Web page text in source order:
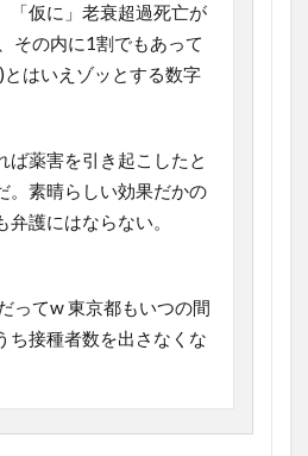
「仮に」老衰超過死亡が
その内に1割でもあって
はいえゾッとする数字
ば薬害を引き起こしたと
。素晴らしい効果だかの
弁護にはならない。
ってw 東京都もいつの間
ち接種者数を出さなくな